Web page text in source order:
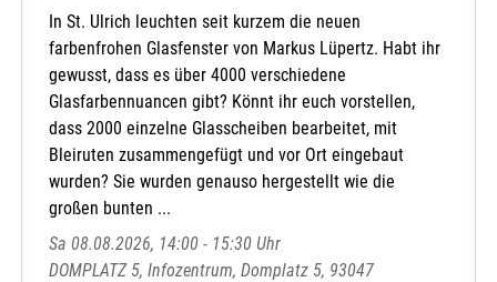
In St. Ulrich leuchten seit kurzem die neuen
farbenfrohen Glasfenster von Markus Lüpertz. Habt ihr
gewusst, dass es über 4000 verschiedene
Glasfarbennuancen gibt? Könnt ihr euch vorstellen,
dass 2000 einzelne Glasscheiben bearbeitet, mit
Bleiruten zusammengefügt und vor Ort eingebaut
wurden? Sie wurden genauso hergestellt wie die
großen bunten ...
Sa 08.08.2026, 14:00 - 15:30 Uhr
DOMPLATZ 5, Infozentrum, Domplatz 5, 93047